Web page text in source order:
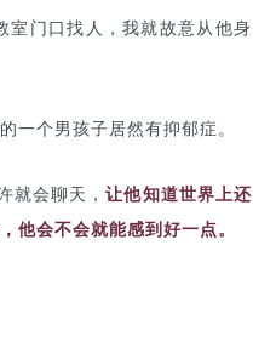
室门口找人，我就故意从他身
一个男孩子居然有抑郁症。
就会聊天，让他知道世界上还
他会不会就能感到好一点。